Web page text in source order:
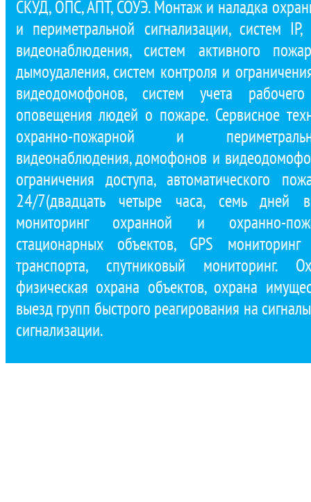
СКУД, ОПС, АПТ, СОУЭ. Монтаж и наладка
и периметральной сигнализации, систем
видеонаблюдения, систем активного
дымоудаления, систем контроля и
видеодомофонов, систем учета
оповещения людей о пожаре. Сервисное
охранно-пожарной и
видеонаблюдения, домофонов и
ограничения доступа, автоматического
24/7(двадцать четыре часа, семь дней
мониторинг охранной и охранно-
стационарных объектов, GPS
транспорта, спутниковый мониторинг.
физическая охрана объектов, охрана
выезд групп быстрого реагирования на
сигнализации.